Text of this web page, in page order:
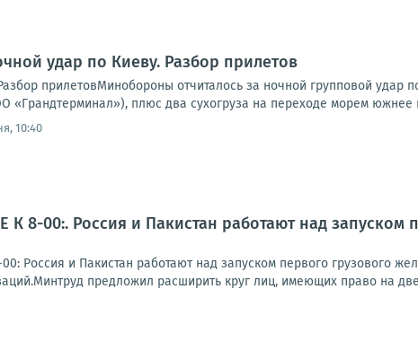
удар по Киеву. Разбор прилетов
прилетовМинобороны отчиталось за ночной групповой
«Грандтерминал»), плюс два сухогруза на переходе морем южнее
10:40
8-00:. Россия и Пакистан работают над запуском
Россия и Пакистан работают над запуском первого грузового
предложил расширить круг лиц, имеющих право на